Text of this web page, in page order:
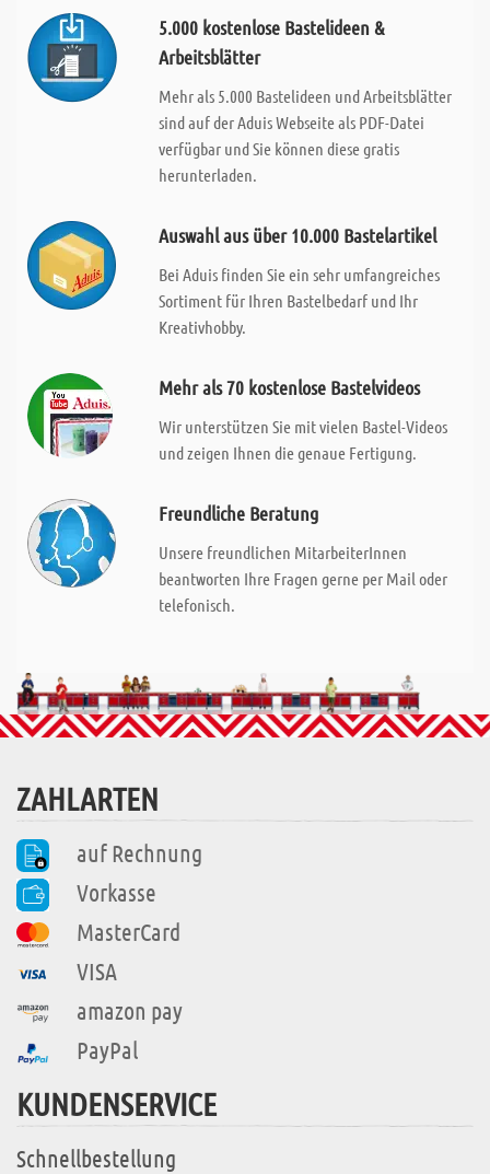
5.000 kostenlose Bastelideen &
Arbeitsblätter
Mehr als 5.000 Bastelideen und Arbeitsblätter
sind auf der Aduis Webseite als PDF-Datei
verfügbar und Sie können diese gratis
herunterladen.
Auswahl aus über 10.000 Bastelartikel
Bei Aduis finden Sie ein sehr umfangreiches
Sortiment für Ihren Bastelbedarf und Ihr
Kreativhobby.
Mehr als 70 kostenlose Bastelvideos
Wir unterstützen Sie mit vielen Bastel-Videos
und zeigen Ihnen die genaue Fertigung.
Freundliche Beratung
Unsere freundlichen MitarbeiterInnen
beantworten Ihre Fragen gerne per Mail oder
telefonisch.
ZAHLARTEN
auf Rechnung
Vorkasse
MasterCard
VISA
amazon pay
PayPal
KUNDENSERVICE
Schnellbestellung